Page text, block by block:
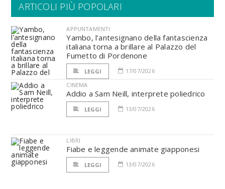
ARTICOLI PIÙ POPOLARI
APPUNTAMENTI
Yambo, l’antesignano della fantascienza
italiana torna a brillare al Palazzo del
Fumetto di Pordenone
LEGGI
17/07/2026
CINEMA
Addio a Sam Neill, interprete poliedrico
LEGGI 13/07/2026
LIBRI
Fiabe e leggende animate giapponesi
LEGGI 13/07/2026